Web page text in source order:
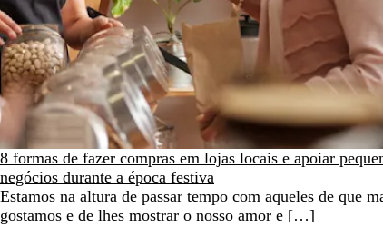
8 formas de fazer compras em lojas locais e apoiar
negócios durante a época festiva
Estamos na altura de passar tempo com aqueles de que
gostamos e de lhes mostrar o nosso amor e […]